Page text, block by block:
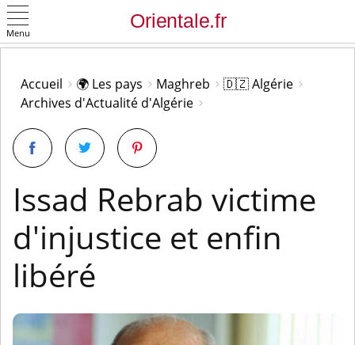
Menu
Accueil 🌍 Les pays Maghreb
🇩🇿 Algérie
Archives d'Actualité d'Algérie
Issad Rebrab victime
d'injustice et enfin
libéré